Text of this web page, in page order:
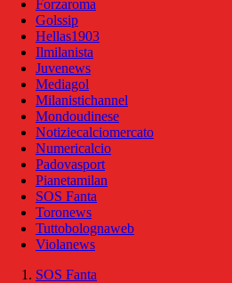
Forzaroma
Golssip
Hellas1903
Ilmilanista
Juvenews
Mediagol
Milanistichannel
Mondoudinese
Notiziecalciomercato
Numericalcio
Padovasport
Pianetamilan
SOS Fanta
Toronews
Tuttobolognaweb
Violanews
SOS Fanta